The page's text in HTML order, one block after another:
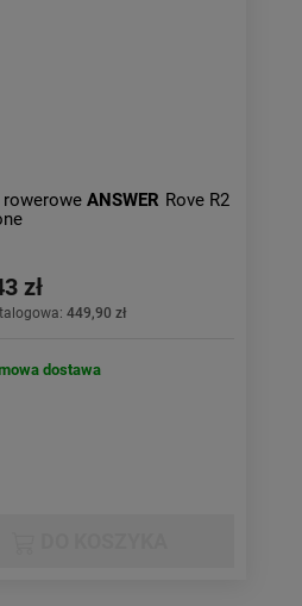
rowerowe ANSWER Rove R2
zł
449,90 zł
dostawa